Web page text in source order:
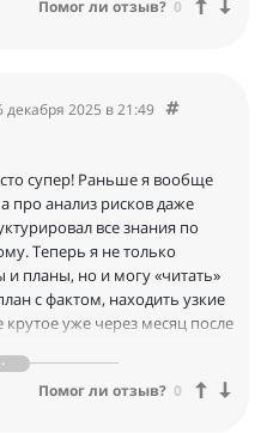
Помог ли отзыв? 0
декабря 2025 в 21:49
супер! Раньше я вообще
про анализ рисков даже
все знания по
Теперь я не только
планы, но и могу «читать»
с фактом, находить узкие
уже через месяц после
полностью, однозначно
Помог ли отзыв? 0